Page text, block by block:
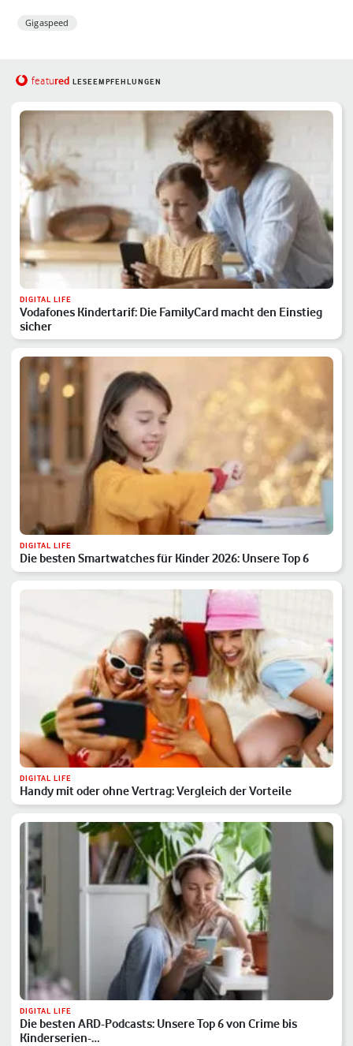
Gigaspeed
featured LESEEMPFEHLUNGEN
DIGITAL LIFE
Vodafones Kindertarif: Die FamilyCard macht den Einstieg
sicher
DIGITAL LIFE
Die besten Smartwatches für Kinder 2026: Unsere Top 6
DIGITAL LIFE
Handy mit oder ohne Vertrag: Vergleich der Vorteile
DIGITAL LIFE
Die besten ARD-Podcasts: Unsere Top 6 von Crime bis
Kinderserien-…